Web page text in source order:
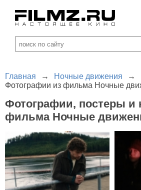
Главная → Ночные движения
→
Фотографии из фильма Ночные
Фотографии, постеры и
фильма Ночные